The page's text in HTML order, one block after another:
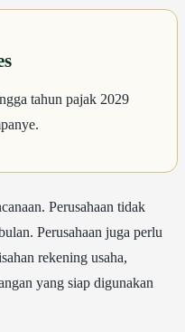
tahun pajak 2029
Perusahaan tidak
Perusahaan juga perlu
rekening usaha,
yang siap digunakan